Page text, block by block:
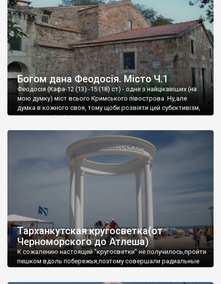
Богом дана Феодосія. Місто Ч.1
Феодосія (Кафа-12 (13) -15 (18) ст) - одне з найцікавіших (на
мою думку) міст всього Кримського півострова .Ну,але
думка в кожного своя, тому щоби розвіяти цей субєктивізм,
запрошую відвідати це
Тарханкутская кругосветка(от
Черноморского до Атлеша)
К сожалению настоящей "кругосветки" не получилось,пройти
пешком вдоль побережья,поэтому совершали радиальные